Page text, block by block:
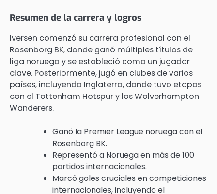
Resumen de la carrera y logros
Iversen comenzó su carrera profesional con el
Rosenborg BK, donde ganó múltiples títulos de
liga noruega y se estableció como un jugador
clave. Posteriormente, jugó en clubes de varios
países, incluyendo Inglaterra, donde tuvo etapas
con el Tottenham Hotspur y los Wolverhampton
Wanderers.
Ganó la Premier League noruega con el
Rosenborg BK.
Representó a Noruega en más de 100
partidos internacionales.
Marcó goles cruciales en competiciones
internacionales, incluyendo el